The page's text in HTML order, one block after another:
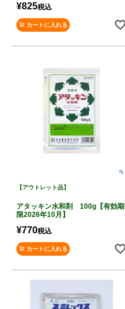
¥825税込
カートに入れる
【アウトレット品】
アタッキン水和剤 100g【有効期
限2026年10月】
¥770税込
カートに入れる